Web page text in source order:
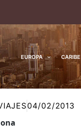
EUROPA CARIBE
04/02/2013